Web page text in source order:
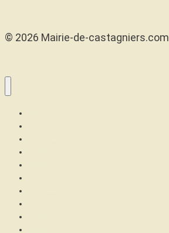
© 2026 Mairie-de-castagniers.com